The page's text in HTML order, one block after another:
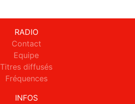
RADIO
Contact
Equipe
Titres diffusés
Fréquences
INFOS